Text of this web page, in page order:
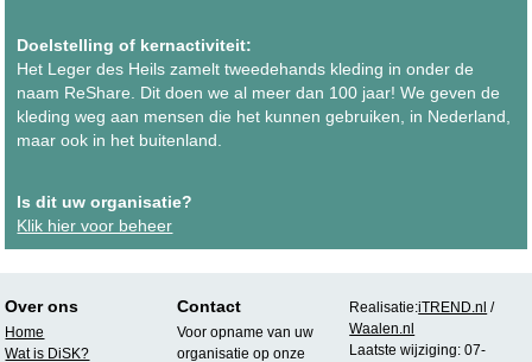
Doelstelling of kernactiviteit:
Het Leger des Heils zamelt tweedehands kleding in onder de
naam ReShare. Dit doen we al meer dan 100 jaar! We geven de
kleding weg aan mensen die het kunnen gebruiken, in Nederland,
maar ook in het buitenland.
Is dit uw organisatie?
Klik hier voor beheer
Over ons
Home
Wat is DiSK?
Contact
Voor opname van uw
organisatie op onze
Realisatie:iTREND.nl /
Waalen.nl
Laatste wijziging: 07-